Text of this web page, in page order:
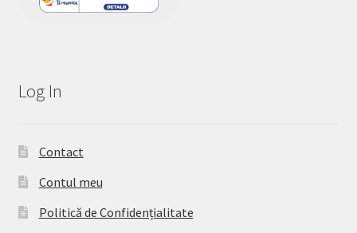
Log In
Contact
Contul meu
Politică de Confidențialitate